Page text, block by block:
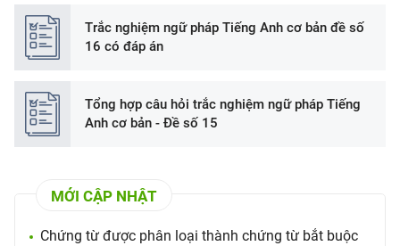
Trắc nghiệm ngữ pháp Tiếng Anh cơ bản đề số
16 có đáp án
​Tổng hợp câu hỏi trắc nghiệm ngữ pháp Tiếng
Anh cơ bản - Đề số 15
MỚI CẬP NHẬT
Chứng từ được phân loại thành chứng từ bắt buộc